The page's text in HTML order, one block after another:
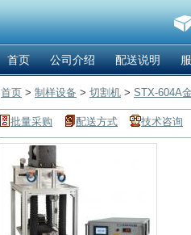
首页 公司介绍 配送说明
首页 > 制样设备 > 切割机 > STX-604A
批量采购 配送方式 技术咨询